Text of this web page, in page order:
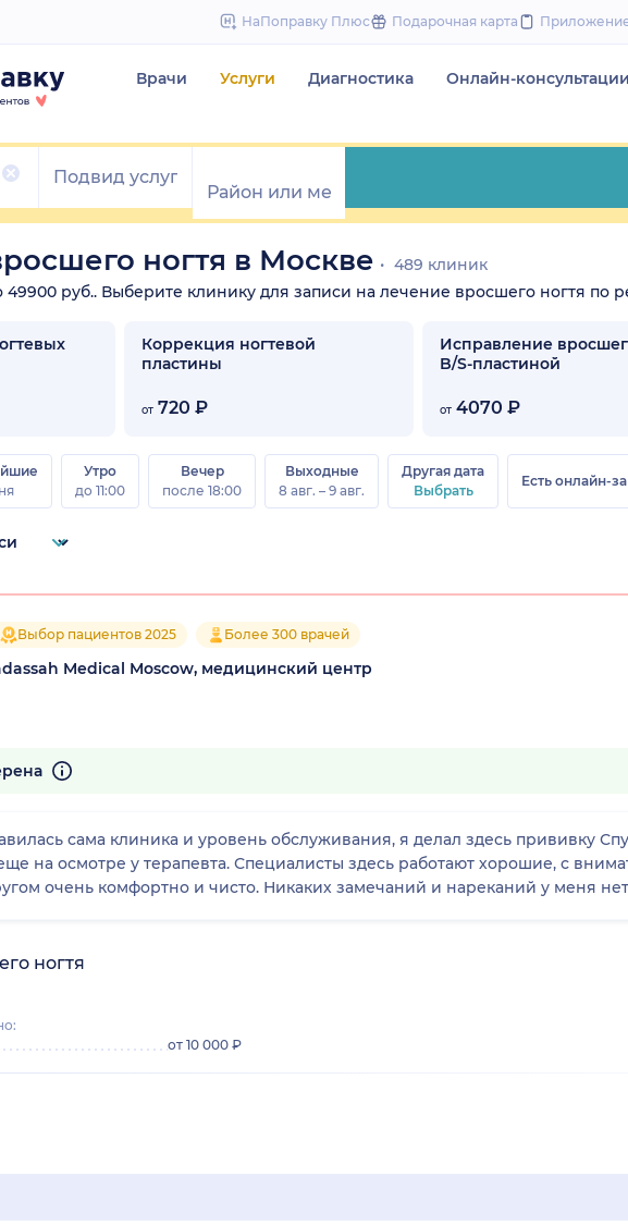
to
НаПоправку Плюс Подарочная карта
Врачи Услуги Диагностика Онлайн-консультации
ногтя в Москве
489 клиник
49900 руб.. Выберите клинику для записи на лечение вросшего ногтя по
Коррекция ногтевой
пластины
от 720 ₽
Исправление
B/S-пластиной
от 4070 ₽
Утро
до 11:00
Вечер
после 18:00
Выходные
8 авг. – 9 авг.
Другая дата
Выбрать
Есть онлайн-
Выбор пациентов 2025 Более 300 врачей
Medical Moscow, медицинский центр
сама клиника и уровень обслуживания, я делал здесь прививку
на осмотре у терапевта. Специалисты здесь работают хорошие, с
очень комфортно и чисто. Никаких замечаний и нареканий у меня
ногтя
от 10 000 ₽